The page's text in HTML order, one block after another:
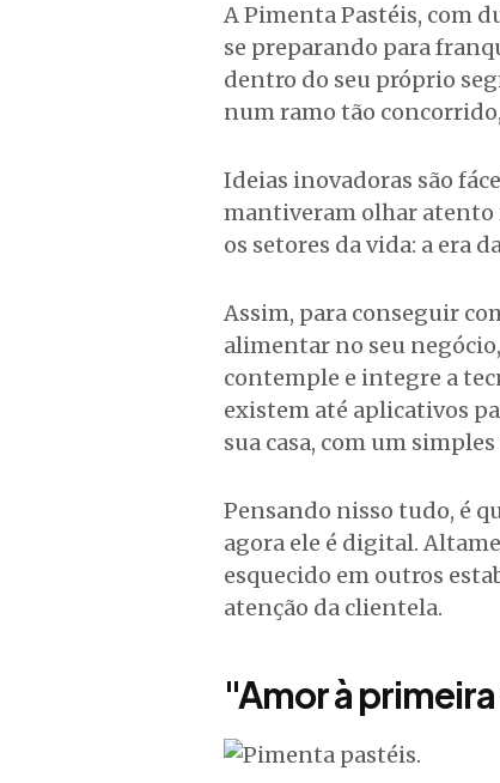
A Pimenta Pastéis, com
se preparando para
dentro do seu próprio
num ramo tão
Ideias inovadoras são
mantiveram olhar atento
os setores da vida: a era
Assim, para conseguir
alimentar no seu
contemple e integre a
existem até aplicativos
sua casa, com um
Pensando nisso tudo, é
agora ele é digital.
esquecido em outros
atenção da clientela.
"Amor à